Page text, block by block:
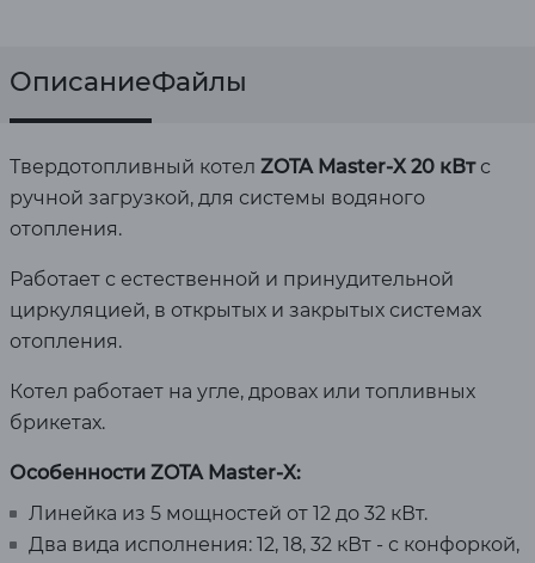
ОписаниеФайлы
Твердотопливный котел ZOTA Master-X 20 кВтс
ручной загрузкой, для системы водяного
отопления.
Работает с естественной и принудительной
циркуляцией, в открытых и закрытых системах
отопления.
Котел работает на угле, дровах или топливных
брикетах.
Особенности ZOTA Master-X:
Линейка из 5 мощностей от 12 до 32 кВт.
Два вида исполнения: 12, 18, 32 кВт - с конфоркой,